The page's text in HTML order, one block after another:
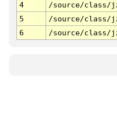
4
/source/class/
5
/source/class/
6
/source/class/